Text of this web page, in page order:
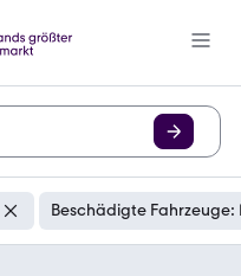
Beschädigte